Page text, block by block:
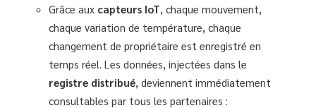
Grâce aux capteurs IoT , chaque mouvement,
chaque variation de température, chaque
changement de propriétaire est enregistré en
temps réel. Les données, injectées dans le
registre distribué , deviennent immédiatement
consultables par tous les partenaires :